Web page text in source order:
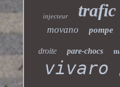
injecteur trafic
movano pompe
droite pare-chocs
vivaro